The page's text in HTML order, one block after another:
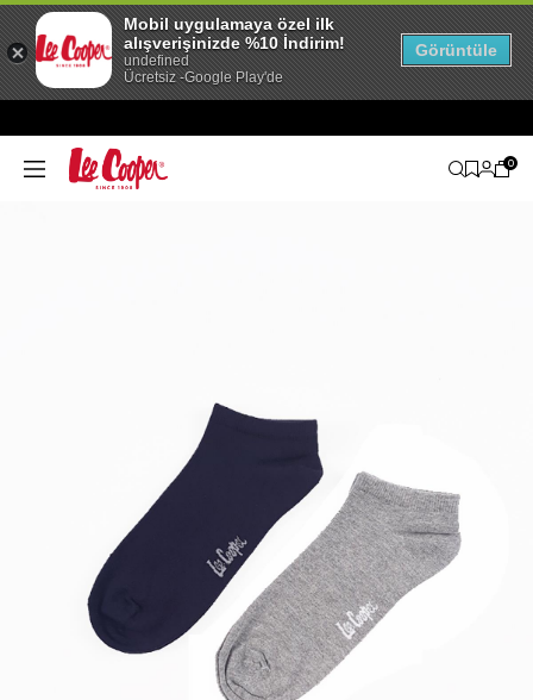
0
Mobil uygulamaya özel ilk
alışverişinizde %10 İndirim!
undefined
Ücretsiz -Google Play'de
Görüntüle